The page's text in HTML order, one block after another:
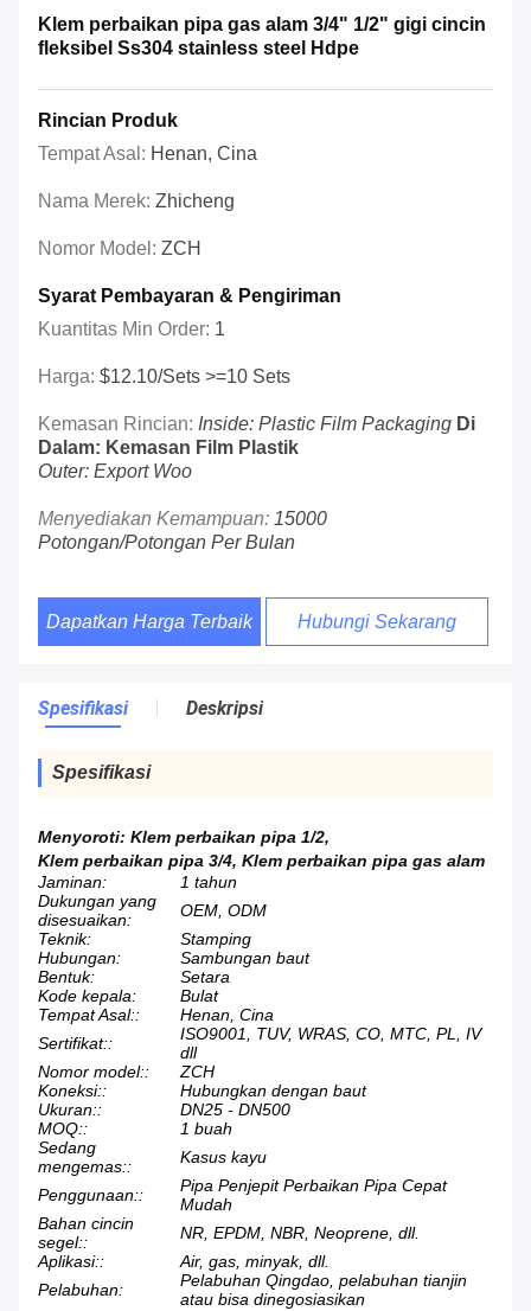
Klem perbaikan pipa gas alam 3/4" 1/2" gigi cincin
fleksibel Ss304 stainless steel Hdpe
Rincian Produk
Tempat Asal: Henan, Cina
Nama Merek: Zhicheng
Nomor Model: ZCH
Syarat Pembayaran & Pengiriman
Kuantitas Min Order: 1
Harga: $12.10/sets >=10 Sets
Kemasan Rincian: Inside: Plastic Film Packaging Di
Dalam: Kemasan Film Plastik
Outer: Export Woo
Menyediakan Kemampuan: 15000
Potongan/potongan Per Bulan
Dapatkan Harga Terbaik Hubungi Sekarang
Spesifikasi Deskripsi
Spesifikasi
Menyoroti: Klem perbaikan pipa 1/2,
Klem perbaikan pipa 3/4, Klem perbaikan pipa gas alam
Jaminan:
1 tahun
Dukungan yang
disesuaikan:
OEM, ODM
Teknik:
Stamping
Hubungan:
Sambungan baut
Bentuk:
Setara
Kode kepala:
Bulat
Tempat Asal::
Henan, Cina
Sertifikat::
ISO9001, TUV, WRAS, CO, MTC, PL, IV
dll
Nomor model::
ZCH
Koneksi::
Hubungkan dengan baut
Ukuran::
DN25 - DN500
MOQ::
1 buah
Sedang
mengemas::
Kasus kayu
Penggunaan::
Pipa Penjepit Perbaikan Pipa Cepat
Mudah
Bahan cincin
segel::
NR, EPDM, NBR, Neoprene, dll.
Aplikasi::
Air, gas, minyak, dll.
Pelabuhan:
Pelabuhan Qingdao, pelabuhan tianjin
atau bisa dinegosiasikan